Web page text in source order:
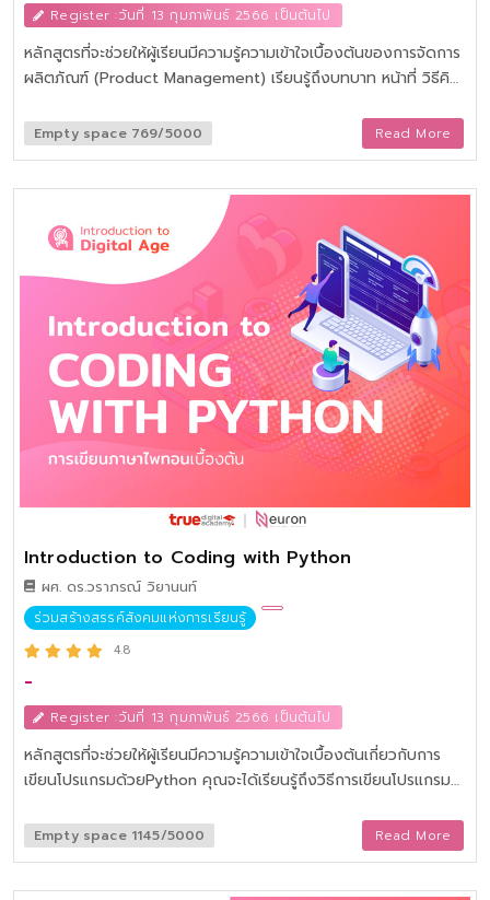
Register :วันที่ 13 กุมภาพันธ์ 2566 เป็นต้นไป
หลักสูตรที่จะช่วยให้ผู้เรียนมีความรู้ความเข้าใจเบื้องต้นของการจัดการ
ผลิตภัณฑ์ (Product Management) เรียนรู้ถึงบทบาท หน้าที่ วิธีคิด
Manager
Empty space 769/5000 Read More
Introduction to Coding with Python
ผศ. ดร.วราภรณ์ วิยานนท์
ร่วมสร้างสรรค์สังคมแห่งการเรียนรู้
4.8
-
Register :วันที่ 13 กุมภาพันธ์ 2566 เป็นต้นไป
หลักสูตรที่จะช่วยให้ผู้เรียนมีความรู้ความเข้าใจเบื้องต้นเกี่ยวกับการ
เขียนโปรแกรมด้วยPython คุณจะได้เรียนรู้ถึงวิธีการเขียนโปรแกรม
Coding เพื่อทำให้คุณมีความเข้าใจในอาชีพที่ต้องใช้ทักษะการเขียน
โปรแกรม การจัดการข้อมูลมากขึ้น
Empty space 1145/5000 Read More